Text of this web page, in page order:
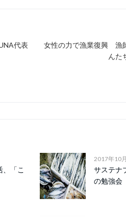
代表
女性の力で漁業復興 漁
んた
「こ
2017年10
サステナ
の勉強会